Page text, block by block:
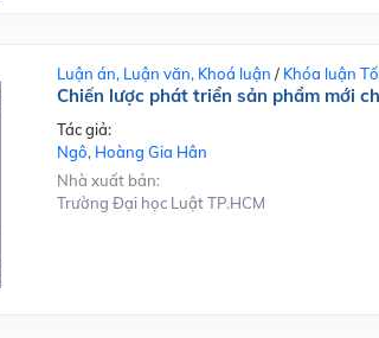
Luận án, Luận văn, Khoá luận / Khóa luận
Chiến lược phát triển sản phẩm mới
Tác giả:
Ngô, Hoàng Gia Hân
Nhà xuất bản:
Trường Đại học Luật TP.HCM